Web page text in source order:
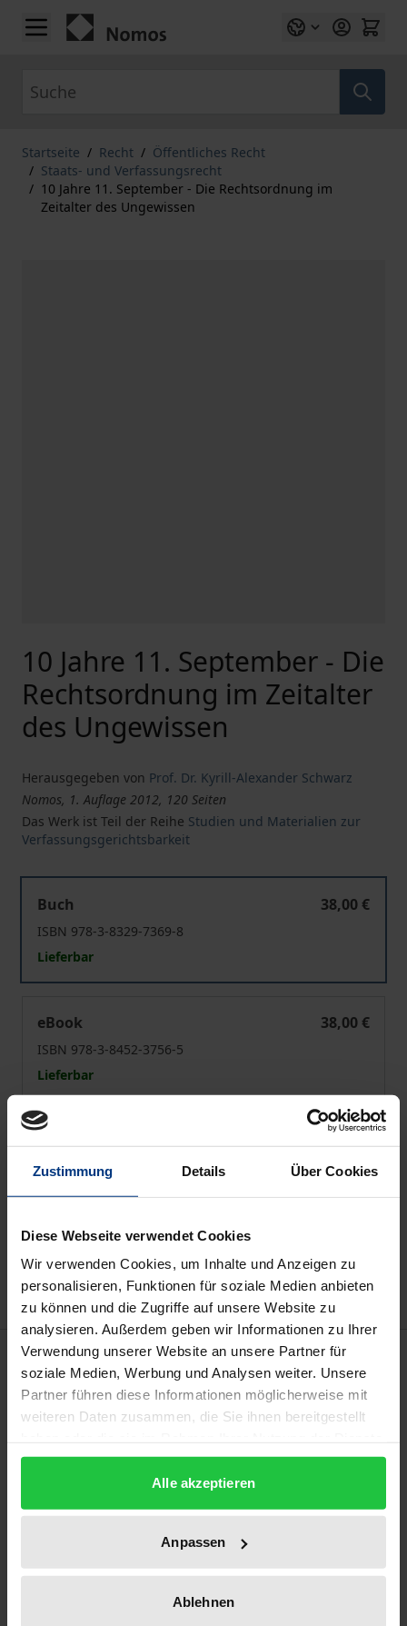
Zustimmung Details Über Cookies
Diese Webseite verwendet Cookies
Wir verwenden Cookies, um Inhalte und Anzeigen zu
personalisieren, Funktionen für soziale Medien anbieten
zu können und die Zugriffe auf unsere Website zu
analysieren. Außerdem geben wir Informationen zu Ihrer
Verwendung unserer Website an unsere Partner für
soziale Medien, Werbung und Analysen weiter. Unsere
Partner führen diese Informationen möglicherweise mit
weiteren Daten zusammen, die Sie ihnen bereitgestellt
gesammelt haben.
Alle akzeptieren
Anpassen
Ablehnen
Zum Inhalt springen
Startseite / Recht / Öffentliches Recht
/ Staats- und Verfassungsrecht
/ 10 Jahre 11. September - Die Rechtsordnung im
Zeitalter des Ungewissen
10 Jahre 11. September - Die
Rechtsordnung im Zeitalter
des Ungewissen
Herausgegeben von Prof. Dr. Kyrill-Alexander Schwarz
Nomos, 1. Auflage 2012, 120 Seiten
Das Werk ist Teil der Reihe Studien und Materialien zur
Verfassungsgerichtsbarkeit
Buch
38,00 €
ISBN 978-3-8329-7369-8
Lieferbar
eBook
38,00 €
ISBN 978-3-8452-3756-5
Lieferbar
Preisangaben inkl. MwSt. Abhängig von der Lieferadresse
Zur Wunschliste hinzufügen
Hinweise zu Versandkosten
Beschreibung
Opfert die Politik den Rechtsstaat für einen
Sicherheitsinteressen der Bevölkerung unter
Hinweis auf die bloße Gefahr diffuser
Freiheitsgefährdungen geschmälert? Welchen Weg
zwischen realen Gefahren und gefühlten
Prägung, weil er um der Sicherheit willen die Freiheit